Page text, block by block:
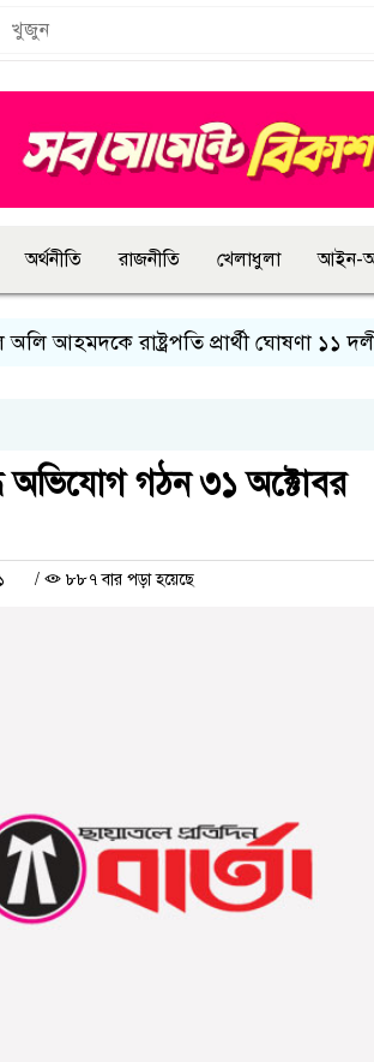
অর্থনীতি রাজনীতি খেলাধুলা আইন-
আহমদকে রাষ্ট্রপতি প্রার্থী ঘোষণা ১১ দলীয়
অভিযোগ গঠন ৩১ অক্টোবর
/ ৮৮৭ বার পড়া হয়েছে